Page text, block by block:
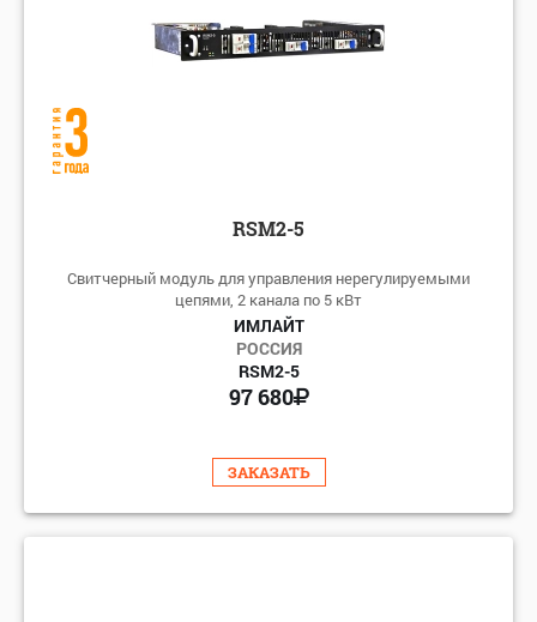
RSM2-5
Свитчерный модуль для управления нерегулируемыми
цепями, 2 канала по 5 кВт
ИМЛАЙТ
РОССИЯ
RSM2-5
97 680
ЗАКАЗАТЬ